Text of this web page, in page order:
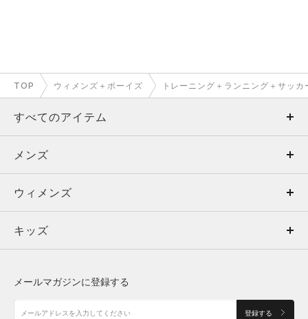
TOP ウィメンズ＋ボーイズ トレーニング＋ランニング＋サッカ
すべてのアイテム
メンズ
ウィメンズ
キッズ
アクセサリー
メンズ
トップス
ボトムス
アクセサリー
ウィメンズ
トップス
シューズ
キッズ
メールマガジンに登録する
登録する